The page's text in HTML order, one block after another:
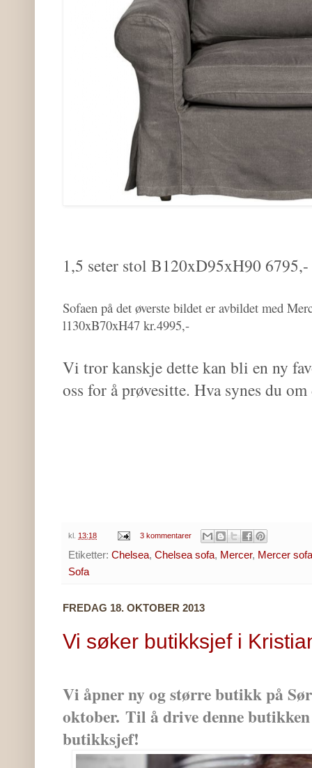
1,5 seter stol B120xD95xH90 6795,-
Sofaen på det øverste bildet er avbildet med
l130xB70xH47 kr.4995,-
Vi tror kanskje dette kan bli en ny
oss for å prøvesitte. Hva synes du
kl. 13:18 3 kommentarer
Etiketter: Chelsea, Chelsea sofa, Mercer, Mercer
Sofa
FREDAG 18. OKTOBER 2013
Vi søker butikksjef i
Vi åpner ny og større butikk på
oktober. Til å drive denne butikken
butikksjef!